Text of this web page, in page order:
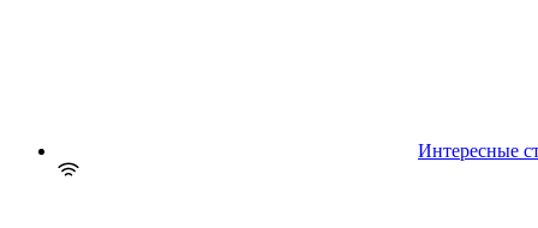
Интересные